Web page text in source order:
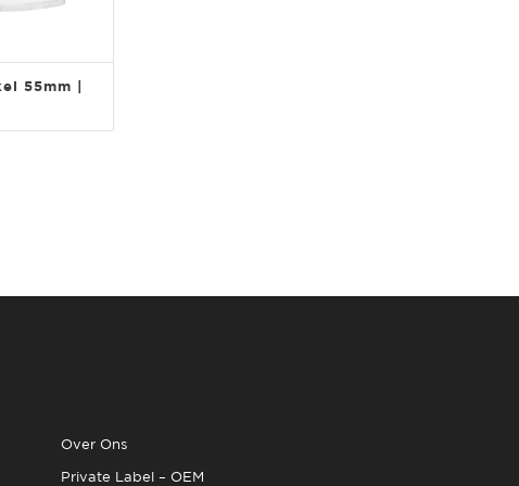
55mm |
Over Ons
Private Label – OEM